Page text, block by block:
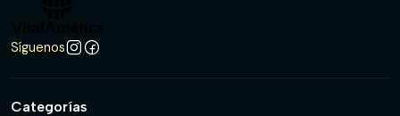
Síguenos
Categorías